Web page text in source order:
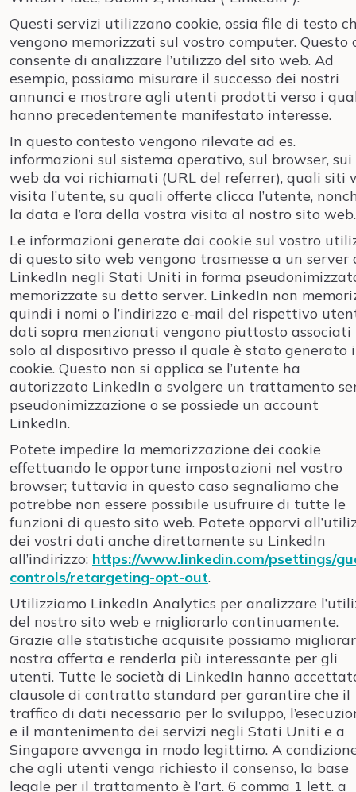
Questi servizi utilizzano cookie, ossia file di testo
vengono memorizzati sul vostro computer. Questo
consente di analizzare l’utilizzo del sito web. Ad
esempio, possiamo misurare il successo dei nostri
annunci e mostrare agli utenti prodotti verso i
hanno precedentemente manifestato interesse.
In questo contesto vengono rilevate ad es.
informazioni sul sistema operativo, sul browser,
web da voi richiamati (URL del referrer), quali siti
visita l’utente, su quali offerte clicca l’utente,
la data e l’ora della vostra visita al nostro sito web.
Le informazioni generate dai cookie sul vostro
di questo sito web vengono trasmesse a un server
LinkedIn negli Stati Uniti in forma
memorizzate su detto server. LinkedIn non
quindi i nomi o l’indirizzo e-mail del rispettivo
dati sopra menzionati vengono piuttosto associati
solo al dispositivo presso il quale è stato generato
cookie. Questo non si applica se l’utente ha
autorizzato LinkedIn a svolgere un trattamento
pseudonimizzazione o se possiede un account
LinkedIn.
Potete impedire la memorizzazione dei cookie
effettuando le opportune impostazioni nel vostro
browser; tuttavia in questo caso segnaliamo che
potrebbe non essere possibile usufruire di tutte le
funzioni di questo sito web. Potete opporvi
dei vostri dati anche direttamente su LinkedIn
all’indirizzo: https://www.linkedin.com/psettings/
controls/retargeting-opt-out.
Utilizziamo LinkedIn Analytics per analizzare
del nostro sito web e migliorarlo continuamente.
Grazie alle statistiche acquisite possiamo
nostra offerta e renderla più interessante per gli
utenti. Tutte le società di LinkedIn hanno
clausole di contratto standard per garantire che il
traffico di dati necessario per lo sviluppo,
e il mantenimento dei servizi negli Stati Uniti e a
Singapore avvenga in modo legittimo. A
che agli utenti venga richiesto il consenso, la base
legale per il trattamento è l’art. 6 comma 1 lett. a